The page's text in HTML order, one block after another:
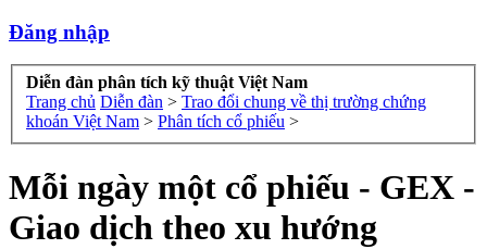
Đăng nhập
Diễn đàn phân tích kỹ thuật Việt Nam
Trang chủ Diễn đàn > Trao đổi chung về thị trường chứng
khoán Việt Nam > Phân tích cổ phiếu >
Mỗi ngày một cổ phiếu - GEX -
Giao dịch theo xu hướng